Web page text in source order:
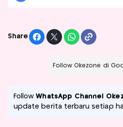
Share
Follow Okezone di
FollowWhatsApp Channel
update berita terbaru setiap